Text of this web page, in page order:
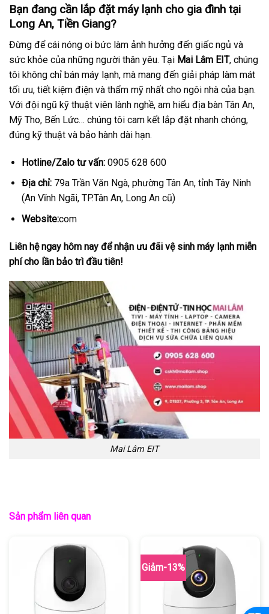
Bạn đang cần lắp đặt máy lạnh cho gia đình tại
Long An, Tiền Giang?
Đừng để cái nóng oi bức làm ảnh hưởng đến giấc ngủ và
sức khỏe của những người thân yêu. Tại Mai Lâm EIT, chúng
tôi không chỉ bán máy lạnh, mà mang đến giải pháp làm mát
tối ưu, tiết kiệm điện và thẩm mỹ nhất cho ngôi nhà của bạn.
Với đội ngũ kỹ thuật viên lành nghề, am hiểu địa bàn Tân An,
Mỹ Tho, Bến Lức… chúng tôi cam kết lắp đặt nhanh chóng,
đúng kỹ thuật và bảo hành dài hạn.
Hotline/Zalo tư vấn:0905 628 600
Địa chỉ:79a Trần Văn Ngà, phường Tân An, tỉnh Tây Ninh
(An Vĩnh Ngãi, TP.Tân An, Long An cũ)
Website:com
Liên hệ ngay hôm nay để nhận ưu đãi vệ sinh máy lạnh miễn
phí cho lần bảo trì đầu tiên!
Mai Lâm EIT
Sản phẩm liên quan
Giảm-13%